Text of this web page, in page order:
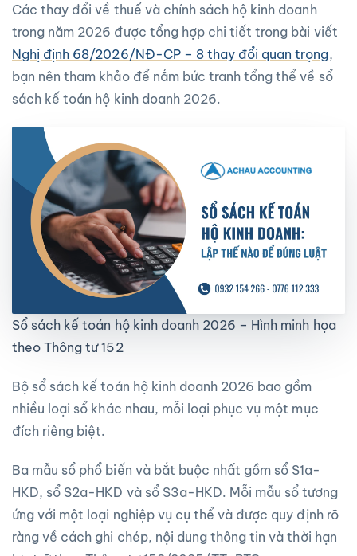
Các thay đổi về thuế và chính sách hộ kinh doanh
trong năm 2026 được tổng hợp chi tiết trong bài viết
Nghị định 68/2026/NĐ-CP – 8 thay đổi quan trọng,
bạn nên tham khảo để nắm bức tranh tổng thể về sổ
sách kế toán hộ kinh doanh 2026.
Sổ sách kế toán hộ kinh doanh 2026 – Hình minh họa
theo Thông tư 152
Bộ sổ sách kế toán hộ kinh doanh 2026 bao gồm
nhiều loại sổ khác nhau, mỗi loại phục vụ một mục
đích riêng biệt.
Ba mẫu sổ phổ biến và bắt buộc nhất gồm sổ S1a-
HKD, sổ S2a-HKD và sổ S3a-HKD. Mỗi mẫu sổ tương
ứng với một loại nghiệp vụ cụ thể và được quy định rõ
ràng về cách ghi chép, nội dung thông tin và thời hạn